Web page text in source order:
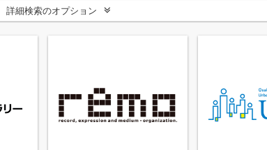
詳細検索のオプション